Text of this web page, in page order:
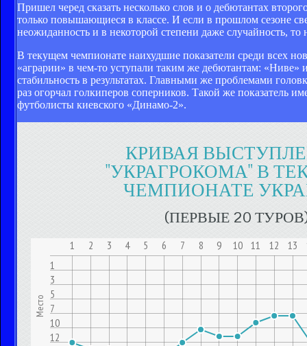
Пришел черед сказать несколько слов и о дебютантах
только повышающиеся в классе. И если в прошлом сезоне
неожиданность и в некоторой степени даже случайность,
В текущем чемпионате наихудшие показатели среди всех
«аграрии» в чем-то уступали таким же дебютантам:
стабильность в результатах. Главными же проблемами
раз огорчал голкиперов соперников. Такой же показатель
футболисты киевского «Динамо-2».